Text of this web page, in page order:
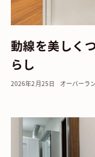
動線を美しく
らし
2026年2月25日 オーバーラ